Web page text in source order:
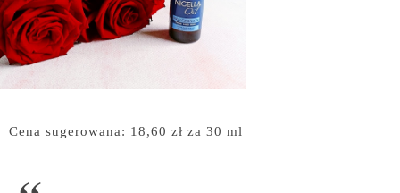
Cena sugerowana: 18,60 zł za 30 ml